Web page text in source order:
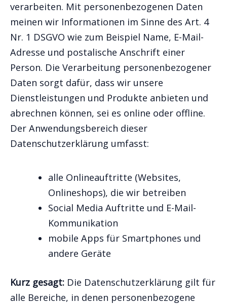
verarbeiten. Mit personenbezogenen Daten
meinen wir Informationen im Sinne des Art. 4
Nr. 1 DSGVO wie zum Beispiel Name, E-Mail-
Adresse und postalische Anschrift einer
Person. Die Verarbeitung personenbezogener
Daten sorgt dafür, dass wir unsere
Dienstleistungen und Produkte anbieten und
abrechnen können, sei es online oder offline.
Der Anwendungsbereich dieser
Datenschutzerklärung umfasst:
alle Onlineauftritte (Websites,
Onlineshops), die wir betreiben
Social Media Auftritte und E-Mail-
Kommunikation
mobile Apps für Smartphones und
andere Geräte
Kurz gesagt: Die Datenschutzerklärung gilt für
alle Bereiche, in denen personenbezogene